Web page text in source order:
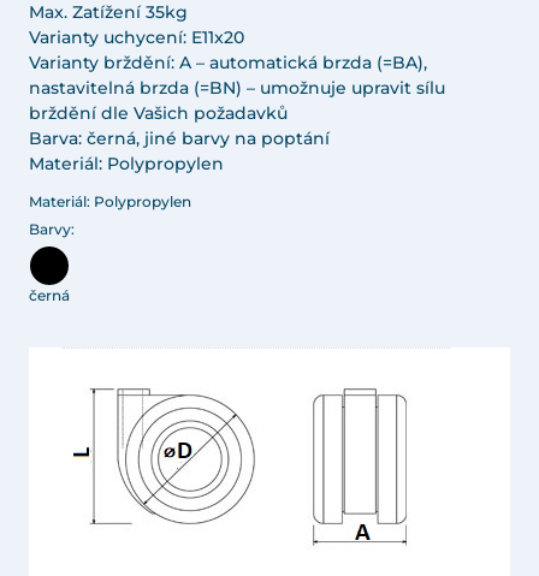
Max. Zatížení 35kg
Varianty uchycení: E11x20
Varianty brždění: A – automatická brzda (=BA),
nastavitelná brzda (=BN) – umožnuje upravit sílu
brždění dle Vašich požadavků
Barva: černá, jiné barvy na poptání
Materiál: Polypropylen
Materiál: Polypropylen
Barvy:
černá